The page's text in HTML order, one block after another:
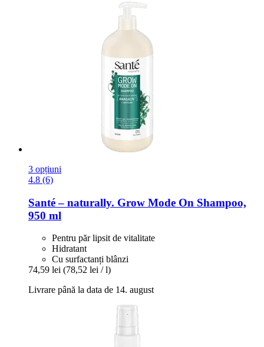
3 opțiuni
4.8 (6)
Santé – naturally. Grow Mode On Shampoo,
950 ml
Pentru păr lipsit de vitalitate
Hidratant
Cu surfactanți blânzi
74,59 lei (78,52 lei / l)
Livrare până la data de 14. august